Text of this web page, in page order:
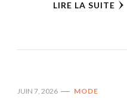
LIRE LA SUITE
JUIN 7, 2026 MODE